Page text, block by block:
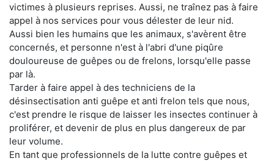
victimes à plusieurs reprises. Aussi, ne traînez pas à faire
appel à nos services pour vous délester de leur nid.
Aussi bien les humains que les animaux, s'avèrent être
concernés, et personne n'est à l'abri d'une piqûre
douloureuse de guêpes ou de frelons, lorsqu'elle passe
par là.
Tarder à faire appel à des techniciens de la
désinsectisation anti guêpe et anti frelon tels que nous,
c'est prendre le risque de laisser les insectes continuer à
proliférer, et devenir de plus en plus dangereux de par
leur volume.
En tant que professionnels de la lutte contre guêpes et